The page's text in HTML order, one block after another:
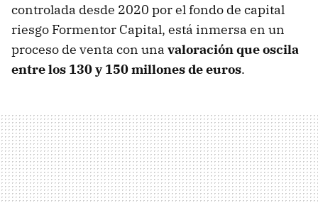
controlada desde 2020 por el fondo de capital
riesgo Formentor Capital, está inmersa en un
proceso de venta con una valoración que oscila
entre los 130 y 150 millones de euros.